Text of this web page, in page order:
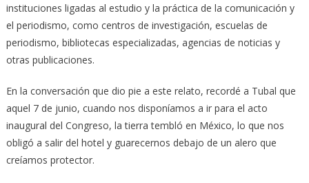
instituciones ligadas al estudio y la práctica de la comunicación y
el periodismo, como centros de investigación, escuelas de
periodismo, bibliotecas especializadas, agencias de noticias y
otras publicaciones.
En la conversación que dio pie a este relato, recordé a Tubal que
aquel 7 de junio, cuando nos disponíamos a ir para el acto
inaugural del Congreso, la tierra tembló en México, lo que nos
obligó a salir del hotel y guarecernos debajo de un alero que
creíamos protector.